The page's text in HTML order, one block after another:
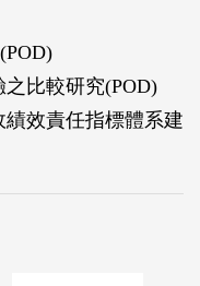
比較研究(POD)
效責任指標體系建